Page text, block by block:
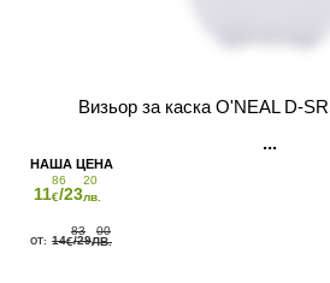
Визьор за каска O'NEAL D-
11
86
€/23
20
лв.
14
83
€/29
00
ЛВ.